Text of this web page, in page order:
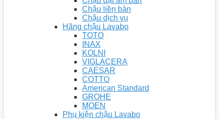
Chậu liền bàn
Chậu dịch vụ
Hãng chậu Lavabo
TOTO
INAX
KOLNI
VIGLACERA
CAESAR
COTTO
American Standard
GROHE
MOEN
Phụ kiện chậu Lavabo